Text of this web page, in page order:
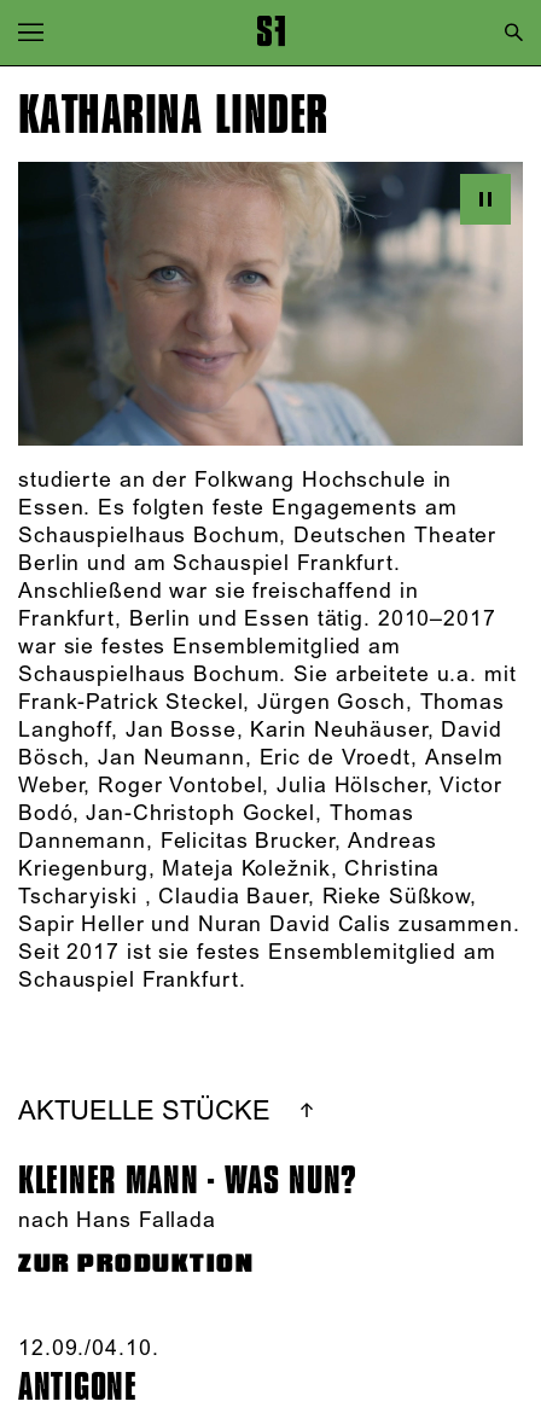
Zur Hauptnavigation springen
Zum Hauptinhalt springen
KATHARINA LINDER
studierte an der Folkwang Hochschule in
Essen. Es folgten feste Engagements am
Schauspielhaus Bochum, Deutschen Theater
Berlin und am Schauspiel Frankfurt.
Anschließend war sie freischaffend in
Frankfurt, Berlin und Essen tätig. 2010–2017
war sie festes Ensemblemitglied am
Schauspielhaus Bochum. Sie arbeitete u.a. mit
Frank-Patrick Steckel, Jürgen Gosch, Thomas
Langhoff, Jan Bosse, Karin Neuhäuser, David
Bösch, Jan Neumann, Eric de Vroedt, Anselm
Weber, Roger Vontobel, Julia Hölscher, Victor
Bodó, Jan-Christoph Gockel, Thomas
Dannemann, Felicitas Brucker, Andreas
Kriegenburg, Mateja Koležnik, Christina
Tscharyiski , Claudia Bauer, Rieke Süßkow,
Sapir Heller und Nuran David Calis zusammen.
Seit 2017 ist sie festes Ensemblemitglied am
Schauspiel Frankfurt.
AKTUELLE STÜCKE
KLEINER MANN - WAS NUN?
nach Hans Fallada
ZUR PRODUKTION
12.09./​04.10.​
ANTIGONE